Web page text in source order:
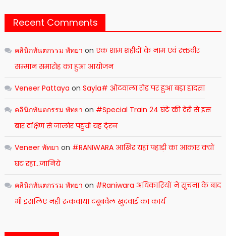
Recent Comments
คลินิกทันตกรรม พัทยา on एक शाम शहीदों के नाम एवं रक्तवीर
सम्मान समारोह का हुआ आयोजन
Veneer Pattaya on Sayla# ओटवाला रोड पर हुआ बड़ा हादसा
คลินิกทันตกรรม พัทยา on #Special Train 24 घंटे की देरी से इस
बार दक्षिण से जालोर पहुंची यह टे्रन
Veneer พัทยา on #RANIWARA आखिर यहां पहाड़ी का आकार क्यों
घट रहा…जानिये
คลินิกทันตกรรม พัทยา on #Raniwara अधिकारियों ने सूचना के बाद
भी इसलिए नहीं रुकवाया ट्यूबवैल खुदवाई का कार्य